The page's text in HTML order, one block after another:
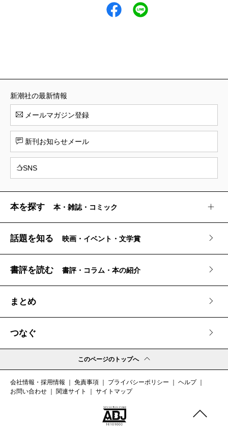
新潮社の最新情報
メールマガジン登録
新刊お知らせメール
SNS
本を探す 本・雑誌・コミック
話題を知る 映画・イベント・文学賞
書評を読む 書評・コラム・本の紹介
まとめ
つなぐ
このペ
このページのトップへ
会社情報・採用情報 免責事項 プライバシーポリシー
ヘルプ
お問い合わせ
関連サイト サイトマップ